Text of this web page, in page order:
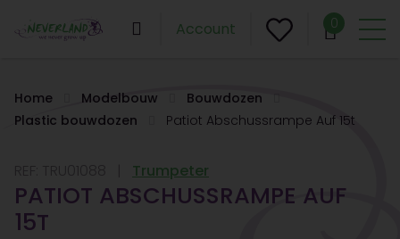
Account 0
Home Modelbouw
Bouwdozen
Plastic bouwdozen
Patiot Abschussrampe Auf 15t
Trumpeter
PATIOT ABSCHUSSRAMPE AUF
15T